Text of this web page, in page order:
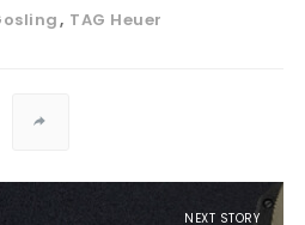
TAG Heuer
NEXT STORY